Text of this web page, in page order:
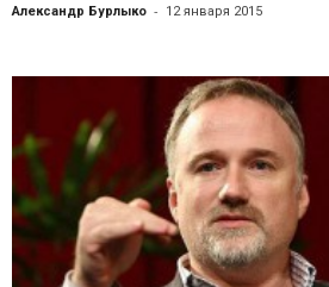
Александр Бурлыко - 12 января 2015